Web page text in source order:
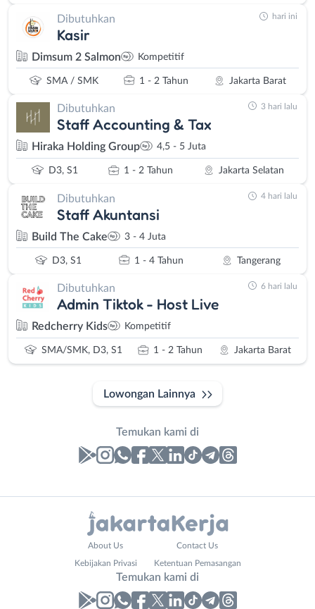
Dibutuhkan
Kasir
Dimsum 2 Salmon Kompetitif
SMA / SMK 1 - 2 Tahun Jakarta Barat
hari ini
Dibutuhkan
Staff Accounting & Tax
Hiraka Holding Group 4,5 - 5 Juta
D3, S1 1 - 2 Tahun Jakarta Selatan
3 hari lalu
Dibutuhkan
Staff Akuntansi
Build The Cake 3 - 4 Juta
D3, S1 1 - 4 Tahun Tangerang
4 hari lalu
Dibutuhkan
Admin Tiktok - Host Live
Redcherry Kids Kompetitif
SMA/SMK, D3, S1 1 - 2 Tahun Jakarta Barat
6 hari lalu
Lowongan Lainnya
Temukan kami di
About Us Contact Us
Kebijakan Privasi Ketentuan Pemasangan
Temukan kami di